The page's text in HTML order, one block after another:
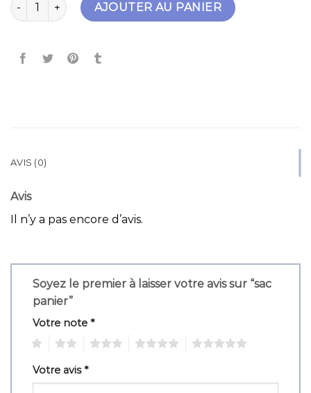
AJOUTER AU PANIER
AVIS (0)
Avis
Il n’y a pas encore d’avis.
Soyez le premier à laisser votre avis sur “sac
panier”
Votre note *
Votre avis*